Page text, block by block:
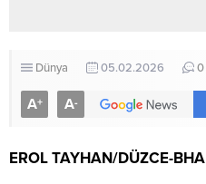
Dünya 05.02.2026 0
A+ A-
EROL TAYHAN/DÜZCE-BHA